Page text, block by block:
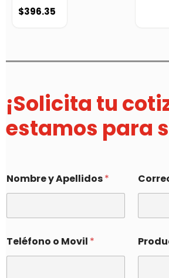
$396.35
¡Solicita tu
estamos para
Nombre y Apellidos*
Teléfono o Movil *